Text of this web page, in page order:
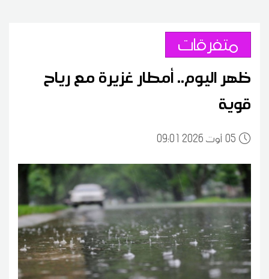
متفرقات
ظهر اليوم.. أمطار غزيرة مع رياح
قوية
0509:01 2026 أوت